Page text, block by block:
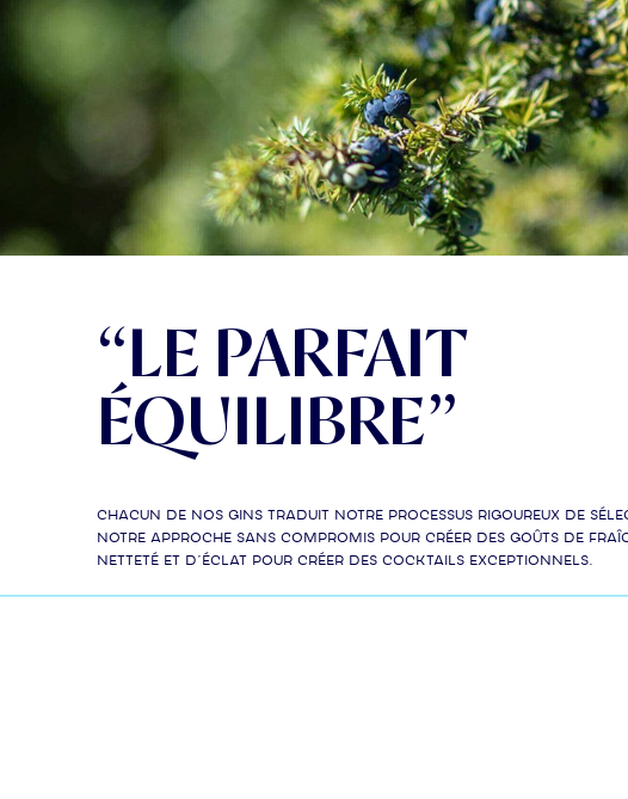
“LE PARFAIT
ÉQUILIBRE”
Chacun de nos gins traduit notre processus rigoureux de
notre approche sans compromis pour créer des goûts de
netteté et d’éclat pour créer des cocktails exceptionnels.